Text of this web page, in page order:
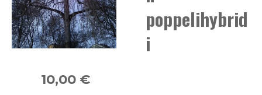
poppelihybrid
i
10,00 €